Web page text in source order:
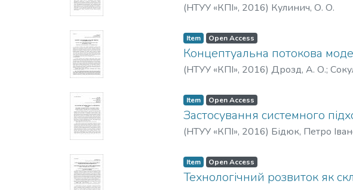
(НТУУ «КПІ», 2016) Кулинич, О. О.
Item Open Access
Концептуальна потокова
(НТУУ «КПІ», 2016) Дрозд, А. О.;
Item Open Access
Застосування системного
(НТУУ «КПІ», 2016) Бідюк, Петро
Item Open Access
Технологічний розвиток як